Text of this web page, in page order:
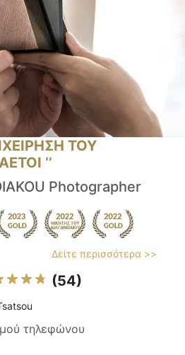
ΤΟΥ
‘’
Photographer
Δείτε περισσότερα >>
(54)
τηλεφώνου